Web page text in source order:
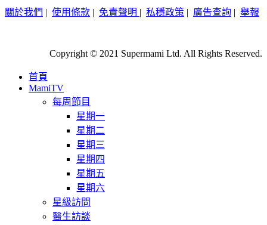
關於我們 | 使用條款 | 免責聲明 | 私穩政策 | 廣告查詢 | 舉報
Copyright © 2021 Supermami Ltd. All Rights Reserved.
首頁
MamiTV
每周節目
星期一
星期二
星期三
星期四
星期五
星期六
星級訪問
醫生訪談